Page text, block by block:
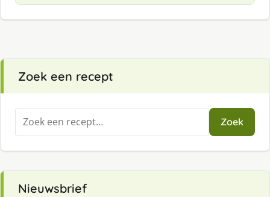
Zoek een recept
Zoeken
naar:
Zoek
Nieuwsbrief